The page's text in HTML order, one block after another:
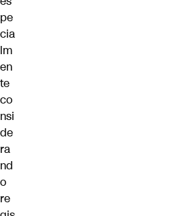
pe
cia
lm
en
te
co
nsi
de
ra
nd
o
re